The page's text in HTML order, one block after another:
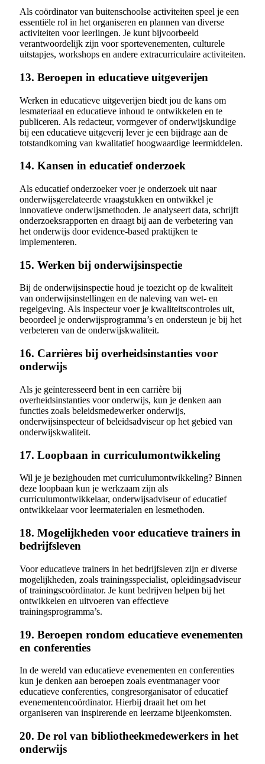
Als coördinator van buitenschoolse activiteiten speel je een
essentiële rol in het organiseren en plannen van diverse
activiteiten voor leerlingen. Je kunt bijvoorbeeld
verantwoordelijk zijn voor sportevenementen, culturele
uitstapjes, workshops en andere extracurriculaire activiteiten.
13. Beroepen in educatieve uitgeverijen
Werken in educatieve uitgeverijen biedt jou de kans om
lesmateriaal en educatieve inhoud te ontwikkelen en te
publiceren. Als redacteur, vormgever of onderwijskundige
bij een educatieve uitgeverij lever je een bijdrage aan de
totstandkoming van kwalitatief hoogwaardige leermiddelen.
14. Kansen in educatief onderzoek
Als educatief onderzoeker voer je onderzoek uit naar
onderwijsgerelateerde vraagstukken en ontwikkel je
innovatieve onderwijsmethoden. Je analyseert data, schrijft
onderzoeksrapporten en draagt bij aan de verbetering van
het onderwijs door evidence-based praktijken te
implementeren.
15. Werken bij onderwijsinspectie
Bij de onderwijsinspectie houd je toezicht op de kwaliteit
van onderwijsinstellingen en de naleving van wet- en
regelgeving. Als inspecteur voer je kwaliteitscontroles uit,
beoordeel je onderwijsprogramma’s en ondersteun je bij het
verbeteren van de onderwijskwaliteit.
16. Carrières bij overheidsinstanties voor
onderwijs
Als je geïnteresseerd bent in een carrière bij
overheidsinstanties voor onderwijs, kun je denken aan
functies zoals beleidsmedewerker onderwijs,
onderwijsinspecteur of beleidsadviseur op het gebied van
onderwijskwaliteit.
17. Loopbaan in curriculumontwikkeling
Wil je je bezighouden met curriculumontwikkeling? Binnen
deze loopbaan kun je werkzaam zijn als
curriculumontwikkelaar, onderwijsadviseur of educatief
ontwikkelaar voor leermaterialen en lesmethoden.
18. Mogelijkheden voor educatieve trainers in
bedrijfsleven
Voor educatieve trainers in het bedrijfsleven zijn er diverse
mogelijkheden, zoals trainingsspecialist, opleidingsadviseur
of trainingscoördinator. Je kunt bedrijven helpen bij het
ontwikkelen en uitvoeren van effectieve
trainingsprogramma’s.
19. Beroepen rondom educatieve evenementen
en conferenties
In de wereld van educatieve evenementen en conferenties
kun je denken aan beroepen zoals eventmanager voor
educatieve conferenties, congresorganisator of educatief
evenementencoördinator. Hierbij draait het om het
organiseren van inspirerende en leerzame bijeenkomsten.
20. De rol van bibliotheekmedewerkers in het
onderwijs